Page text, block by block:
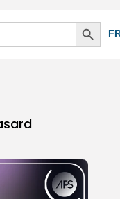
Search
Button